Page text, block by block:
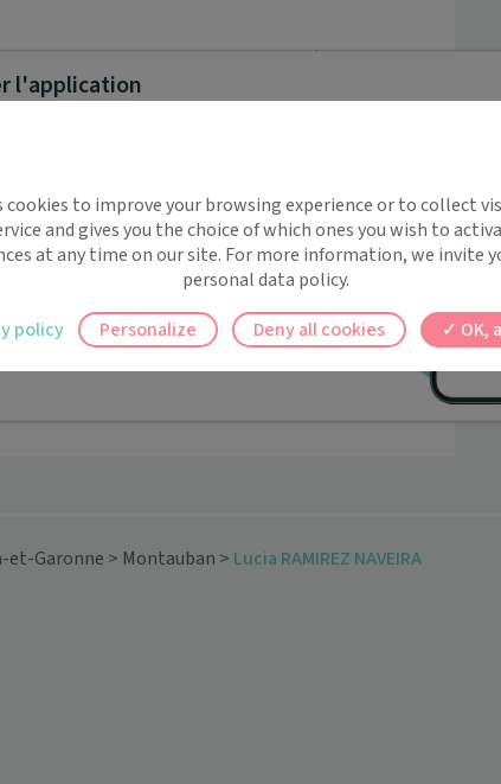
consulte au sein du cabinet KINESIS à Montauban.
lundi au vendredi pour vos soins de
et-Garonne > Montauban > Lucia RAMIREZ NAVEIRA
l'application
!
rappels automatiques pour ne plus rien
cookies to improve your browsing experience or to collect
and gives you the choice of which ones you wish to
at any time on our site. For more information, we invite
personal data policy.
OK,
Deny all cookies
Personalize
policy